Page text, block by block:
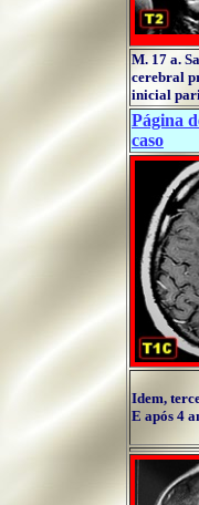
M. 17 a.
cerebral
inicial
Página
caso
Idem,
E após 4